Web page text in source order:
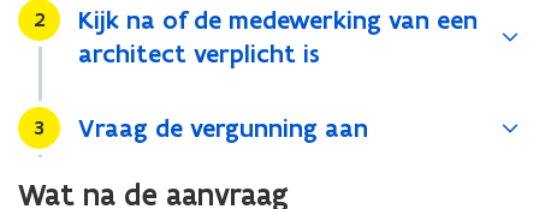
Stap
2
Kijk na of de medewerking van een
architect verplicht is
Stap
3 Vraag de vergunning aan
Wat na de aanvraag